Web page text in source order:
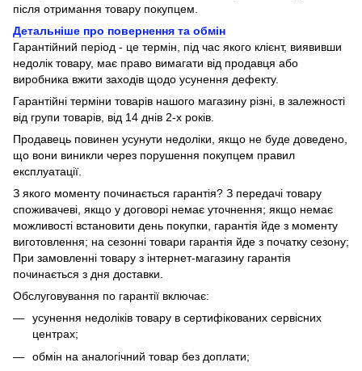
після отримання товару покупцем.
Детальніше про повернення та обмін
Гарантійний період - це термін, під час якого клієнт, виявивши
недолік товару, має право вимагати від продавця або
виробника вжити заходів щодо усунення дефекту.
Гарантійні терміни товарів нашого магазину різні, в залежності
від групи товарів, від 14 днів 2-х років.
Продавець повинен усунути недоліки, якщо не буде доведено,
що вони виникли через порушення покупцем правил
експлуатації.
З якого моменту починається гарантія? З передачі товару
споживачеві, якщо у договорі немає уточнення; якщо немає
можливості встановити день покупки, гарантія йде з моменту
виготовлення; на сезонні товари гарантія йде з початку сезону;
При замовленні товару з інтернет-магазину гарантія
починається з дня доставки.
Обслуговування по гарантії включає:
усунення недоліків товару в сертифікованих сервісних
центрах;
обмін на аналогічний товар без доплати;